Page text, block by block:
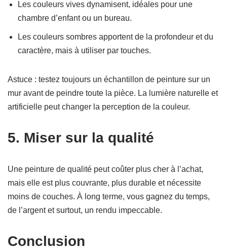
Les couleurs vives dynamisent, idéales pour une
chambre d’enfant ou un bureau.
Les couleurs sombres apportent de la profondeur et du
caractère, mais à utiliser par touches.
Astuce : testez toujours un échantillon de peinture sur un
mur avant de peindre toute la pièce. La lumière naturelle et
artificielle peut changer la perception de la couleur.
5. Miser sur la qualité
Une peinture de qualité peut coûter plus cher à l’achat,
mais elle est plus couvrante, plus durable et nécessite
moins de couches. À long terme, vous gagnez du temps,
de l’argent et surtout, un rendu impeccable.
Conclusion